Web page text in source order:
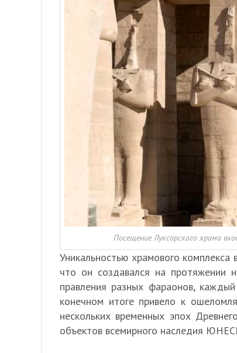
Посещение Луксорского храма
Уникальностью храмового
что он создавался на протяжении
правления разных фараонов,
конечном итоге привело к
нескольких временных эпох
объектов всемирного наследия